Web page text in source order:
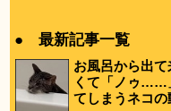
● 最新記事一覧
お風呂から出
くて「ノゥ……
てしまうネコの